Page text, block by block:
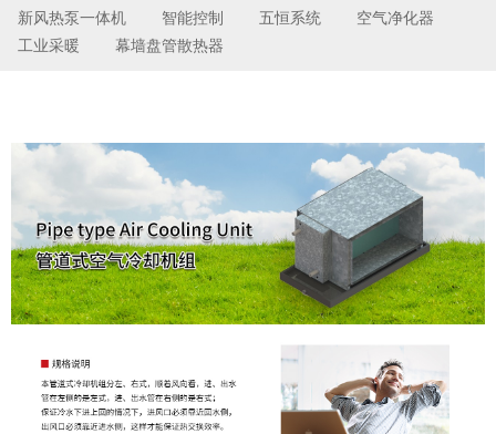
新风热泵一体机
智能控制 五恒系统
空气净化器
工业采暖
幕墙盘管散热器